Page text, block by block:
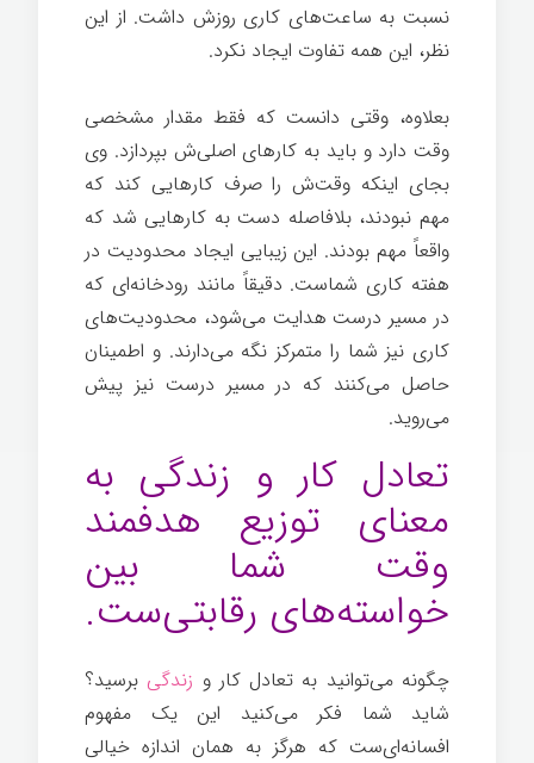
نسبت به ساعت‌های کاری روزش داشت. از این
نظر، این همه تفاوت ایجاد نکرد.
بعلاوه، وقتی دانست که فقط مقدار مشخصی
وقت دارد و باید به کارهای اصلی‌ش بپردازد. وی
بجای اینکه وقت‌ش را صرف کارهایی کند که
مهم نبودند، بلافاصله دست به کارهایی شد که
واقعاً مهم بودند. این زیبایی ایجاد محدودیت در
هفته کاری شماست. دقیقاً مانند رودخانه‌ای که
در مسیر درست هدایت می‌شود، محدودیت‌های
کاری نیز شما را متمرکز نگه می‌دارند. و اطمینان
حاصل می‌کنند که در مسیر درست نیز پیش
می‌روید.
تعادل کار و زندگی به
معنای توزیع هدفمند
وقت شما بین
خواسته‌های رقابتی‌ست.
چگونه می‌توانید به تعادل کار و زندگی برسید؟
شاید شما فکر می‌کنید این یک مفهوم
افسانه‌ای‌ست که هرگز به همان اندازه خیالی